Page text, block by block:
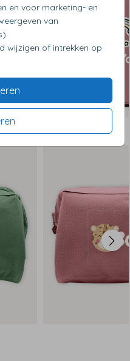
en voor marketing- en
van
wijzigen of intrekken op
leuk